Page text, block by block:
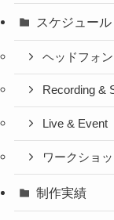
スケジュール
ヘッドフォ
Recording &
Live & Event
ワークショ
制作実績